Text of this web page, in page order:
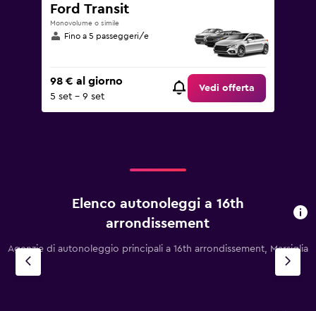
Ford Transit
Monovolume o simile
Fino a 5 passeggeri/e
98 € al giorno
5 set - 9 set
Vedi offerta
Elenco autonoleggi a 16th
arrondissement
Agenzie di autonoleggio principali a 16th arrondissement, Marsiglia